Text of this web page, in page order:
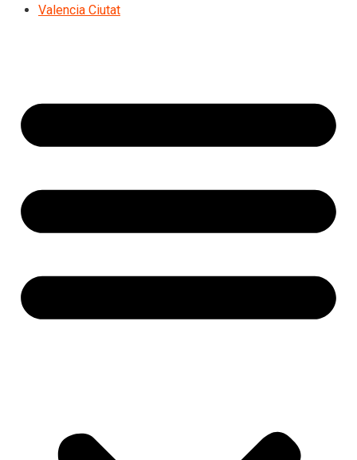
Valencia Ciutat